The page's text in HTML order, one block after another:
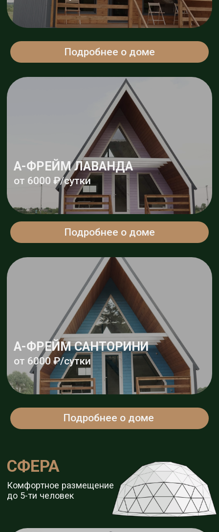
Подробнее о доме
А-ФРЕЙМ САНТОРИНИ
Подробнее о доме
СФЕРА
Комфортное размещение
до 5-ти человек
Подробнее о доме
СФЕРА КОЛОС
от 6000 ₽/сутки